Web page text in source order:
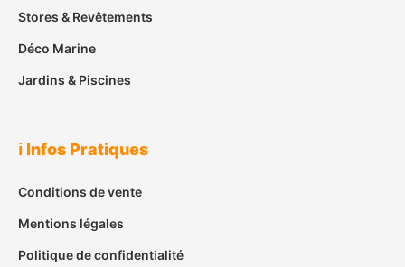
Stores & Revêtements
Déco Marine
Jardins & Piscines
ℹ️ Infos Pratiques
Conditions de vente
Mentions légales
Politique de confidentialité